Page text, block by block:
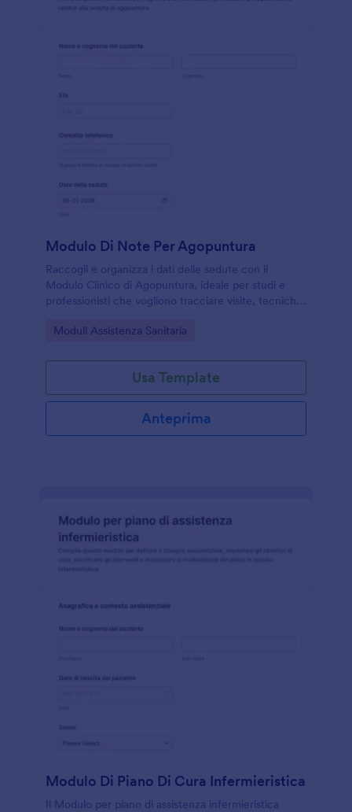
Modulo Di Note Per Agopuntura
Raccogli e organizza i dati delle sedute con il
Modulo Clinico di Agopuntura, ideale per studi e
professionisti che vogliono tracciare visite, tecniche
Go to Category:
Moduli Assistenza Sanitaria
Usa Template
Anteprima
Modulo Di Piano Di Cura Infermieristica
Il Modulo per piano di assistenza infermieristica